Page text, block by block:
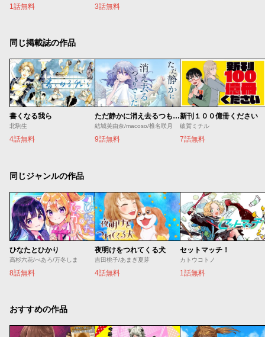
1話無料 3話無料
同じ掲載誌の作品
書くなる我ら
北駒生
4話無料
ただ静かに消え去るつもりでした
結城芙由奈/macoso/椎名咲月
9話無料
新刊１００億冊ください
破賀ミチル
7話無料
同じジャンルの作品
ひなたとひかり
高杉六花/べあろ/万冬しま
8話無料
夜明けをつれてくる犬
吉田桃子/あまぎ夏芽
4話無料
セットマッチ！
カトウコトノ
1話無料
おすすめの作品